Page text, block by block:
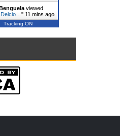
viewed
" 11 mins ago
Tracking ON